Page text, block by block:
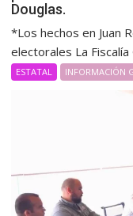
Douglas.
*Los hechos en Juan
electorales La Fiscalía
ESTATAL INFORMACIÓN